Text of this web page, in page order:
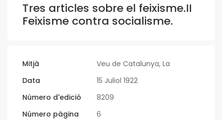
Tres articles sobre el feixisme.II
Feixisme contra socialisme.
Mitjà
Veu de Catalunya, La
Data
15 Juliol 1922
Número d'edició
8209
Número pàgina
6